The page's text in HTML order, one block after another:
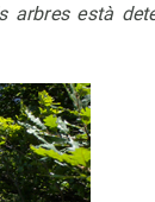
arbres està